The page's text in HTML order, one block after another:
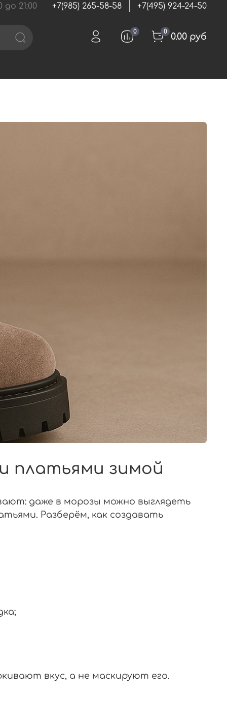
до 21:00 +7(985) 265-58-58 +7(495) 924-24-50
0 0 0.00 руб
платьями зимой
даже в морозы можно выглядеть
Разберём, как создавать
вкус, а не маскируют его.